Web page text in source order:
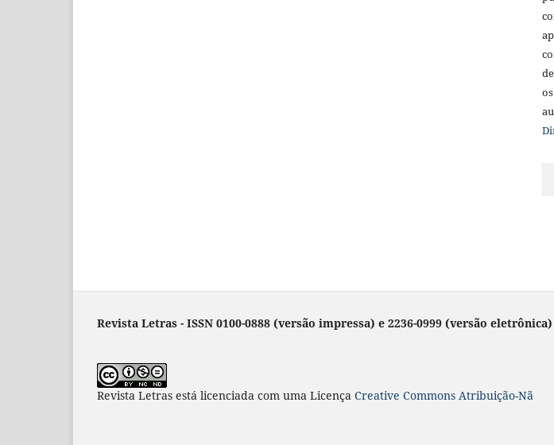
Revista Letras - ISSN 0100-0888 (versão impressa) e 2236-0999 (versão eletrônica)
Revista Letras está licenciada com uma Licença Creative Commons Atribuição-